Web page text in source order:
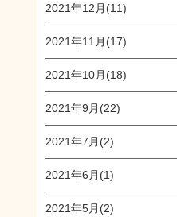
2021年12月(11)
2021年11月(17)
2021年10月(18)
2021年9月(22)
2021年7月(2)
2021年6月(1)
2021年5月(2)